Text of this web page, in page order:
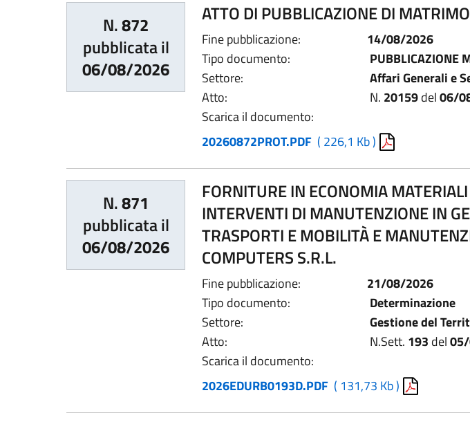
N.872
pubblicata il
06/08/2026
ATTO DI PUBBLICAZIONE DI
Fine pubblicazione:
14/08/2026
Tipo documento:
PUBBLICAZIONE
Settore:
Affari Generali e
Atto:
N. 20159del06/
Scarica il documento:
20260872PROT.PDF ( 226,1 Kb )
N.871
pubblicata il
06/08/2026
FORNITURE IN ECONOMIA
INTERVENTI DI MANUTENZIONE IN
TRASPORTI E MOBILITÀ E
COMPUTERS S.R.L.
Fine pubblicazione:
21/08/2026
Tipo documento:
Determinazione
Settore:
Gestione del
Atto:
N.Sett. 193 del
Scarica il documento:
2026EDURB0193D.PDF ( 131,73 Kb )